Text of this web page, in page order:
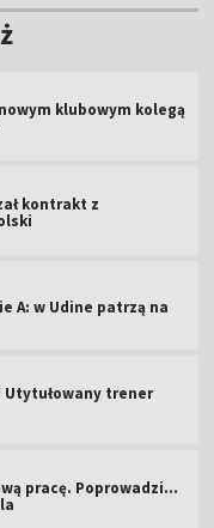
klubowym kolegą
kontrakt z
A: w Udine patrzą na
Utytułowany trener
pracę. Poprowadzi...